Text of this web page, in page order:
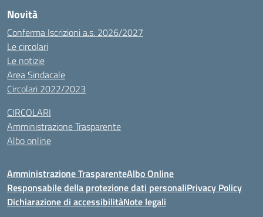
Novità
Conferma Iscrizioni a.s. 2026/2027
Le circolari
Le notizie
Area Sindacale
Circolari 2022/2023
CIRCOLARI
Amministrazione Trasparente
Albo online
Amministrazione TrasparenteAlbo Online
Responsabile della protezione dati personaliPrivacy Policy
Dichiarazione di accessibilitàNote legali